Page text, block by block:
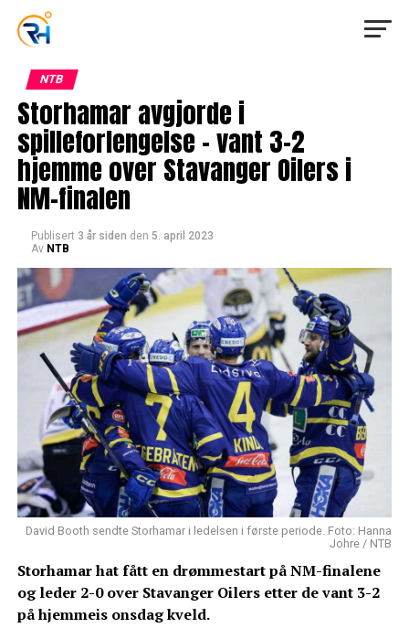
NTB
Storhamar avgjorde i
spilleforlengelse – vant 3-2
hjemme over Stavanger Oilers i
NM-finalen
Publisert 3 år siden den 5. april 2023
Av NTB
David Booth sendte Storhamar i ledelsen i første periode. Foto: Hanna
Johre / NTB
Storhamar hat fått en drømmestart på NM-finalene
og leder 2-0 over Stavanger Oilers etter de vant 3-2
på hjemmeis onsdag kveld.